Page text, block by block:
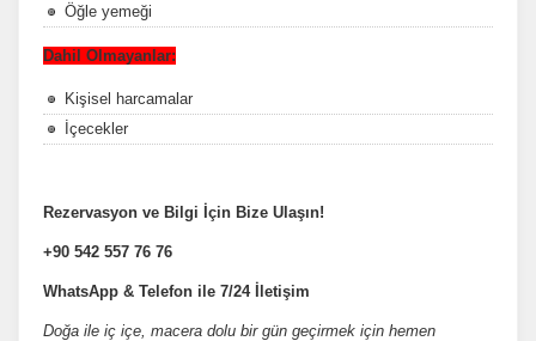
Pazarlama Çerezleri
kullanılır. Kapatırsanız reklamları görmeye devam edersiniz,
ancak daha az alakalı olabilirler.
Tercihleri Kaydet
Öğle yemeği
Dahil Olmayanlar:
Kişisel harcamalar
İçecekler
Rezervasyon ve Bilgi İçin Bize Ulaşın!
+90 542 557 76 76
WhatsApp & Telefon ile 7/24 İletişim
Doğa ile iç içe, macera dolu bir gün geçirmek için hemen